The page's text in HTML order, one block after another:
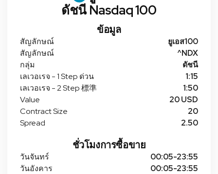
ดัชนี Nasdaq 100
ชั่วโมงการซื้อขาย
วันจันทร์
00:05-23:55
วันอังคาร
00:05-23:55
ข้อมูล
สัญลักษณ์
ยูเอส100
สัญลักษณ์
^NDX
กลุ่ม
ดัชนี
เลเวอเรจ - 1 Step ด่วน
1:15
เลเวอเรจ - 2 Step 標準
1:50
Value
20 USD
Contract Size
20
Spread
2.50